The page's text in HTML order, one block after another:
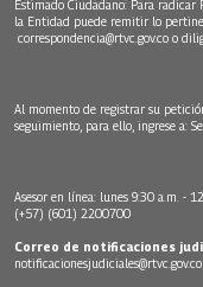
Estimado Ciudadano: Para radicar
la Entidad puede remitir lo
correspondencia@rtvc.gov.co o
Al momento de registrar su
seguimiento, para ello, ingrese a:
Asesor en línea: lunes 9:30 a.m. -
(+57) (601) 2200700
Correo de notificaciones
notificacionesjudiciales@rtvc.gov.co